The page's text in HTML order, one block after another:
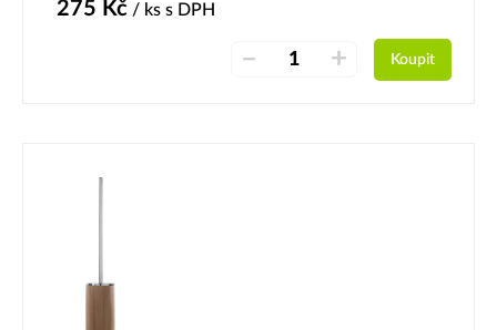
275 Kč / ks s DPH
– + Koupit